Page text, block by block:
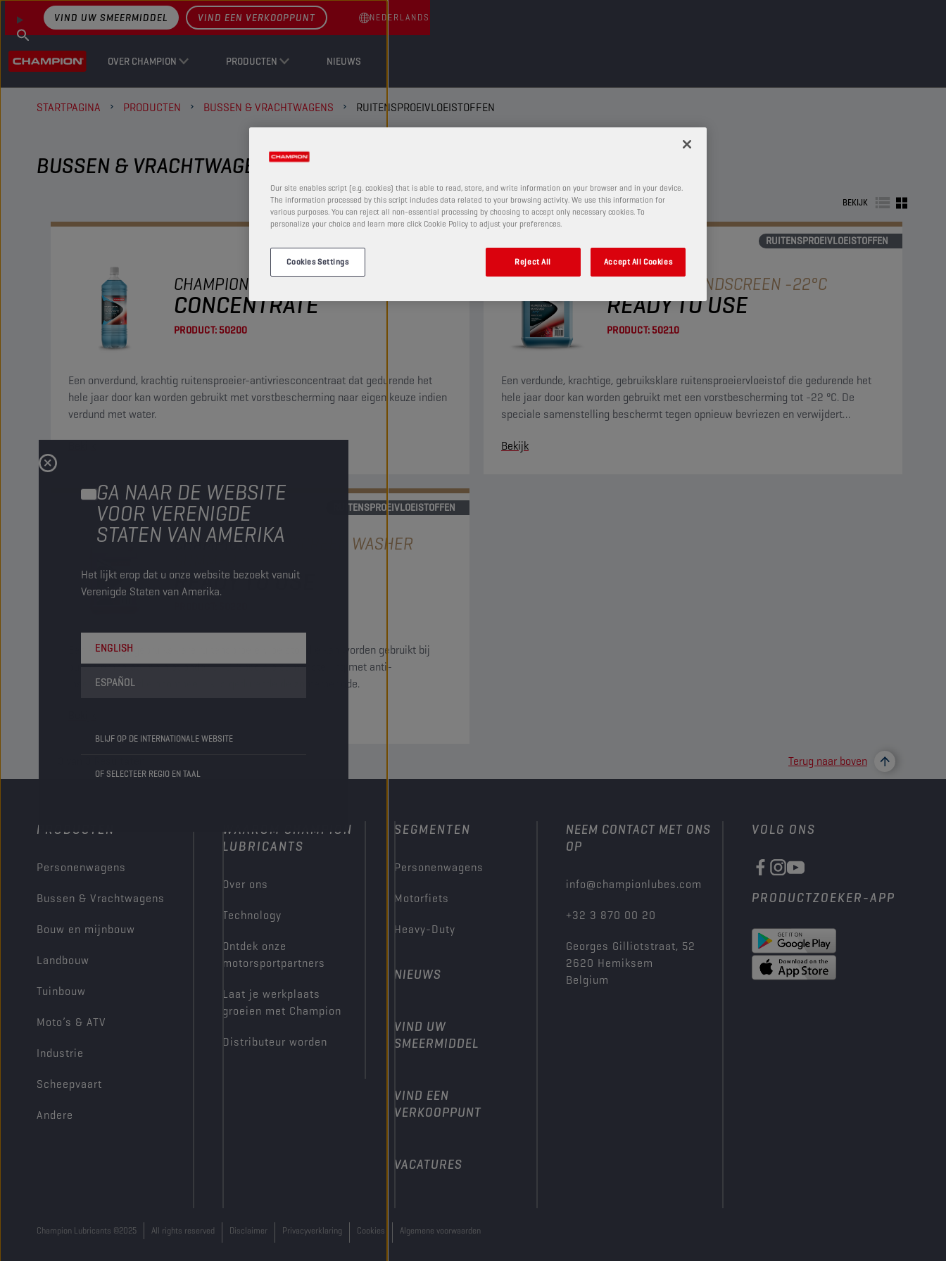
GA NAAR DE WEBSITE
VOOR VERENIGDE
STATEN VAN AMERIKA
Het lijkt erop dat u onze website bezoekt vanuit
Verenigde Staten van Amerika.
ENGLISH
ESPAÑOL
BLIJF OP DE INTERNATIONALE WEBSITE
OF SELECTEER REGIO EN TAAL
OVER CHAMPION PRODUCTEN NIEUWS
VIND UW SMEERMIDDEL VIND EEN VERKOOPPUNT NEDERLANDS
STARTPAGINA PRODUCTEN BUSSEN & VRACHTWAGENS RUITENSPROEIVLOEISTOFFEN
BUSSEN & VRACHTWAGENS - RUITENSPROEIVLOEISTOFFEN
BEKIJK
CHAMPION WINDSCREEN
CONCENTRATE
PRODUCT:50200
Een onverdund, krachtig ruitensproeier-antivriesconcentraat dat gedurende het
hele jaar door kan worden gebruikt met vorstbescherming naar eigen keuze indien
verdund met water.
RUITENSPROEIVLOEISTOFFEN
CHAMPION WINDSCREEN -22°C
READY TO USE
PRODUCT:50210
Een verdunde, krachtige, gebruiksklare ruitensproeiervloeistof die gedurende het
hele jaar door kan worden gebruikt met een vorstbescherming tot -22 °C. De
speciale samenstelling beschermt tegen opnieuw bevriezen en verwijdert
citrusgeur.
Bekijk
RUITENSPROEIVLOEISTOFFEN
CHAMPIONWINDSCREEN WASHER
READY TO USE
Een krachtige gebruiksklare ruitensproeiervloeistof die kan worden gebruikt bij
buitentemperaturen niet onder 0 °C. Speciale samenstelling met anti-
insectwerking, die onontbeerlijk is gedurende de zomerperiode.
Terug naar boven
PRODUCTEN
Personenwagens
Bussen & Vrachtwagens
Bouw en mijnbouw
Landbouw
Tuinbouw
Moto’s & ATV
Industrie
Scheepvaart
Andere
WAAROM CHAMPION
LUBRICANTS
Over ons
Technology
Ontdek onze
motorsportpartners
Laat je werkplaats
groeien met Champion
Distributeur worden
SEGMENTEN
Personenwagens
Motorfiets
Heavy-Duty
NIEUWS
VIND UW
SMEERMIDDEL
VIND EEN
VERKOOPPUNT
VACATURES
NEEM CONTACT MET ONS
OP
info@championlubes.com
+32 3 870 00 20
Georges Gilliotstraat, 52
2620 Hemiksem
Belgium
VOLG ONS
PRODUCTZOEKER-APP
Champion Lubricants ©2025 All rights reserved Disclaimer Privacyverklaring Cookies Algemene voorwaarden
Our site enables script (e.g. cookies) that is able to read, store, and write information on your browser and in your device.
The information processed by this script includes data related to your browsing activity. We use this information for
various purposes. You can reject all non-essential processing by choosing to accept only necessary cookies. To
personalize your choice and learn more click Cookie Policy to adjust your preferences.
Cookies Settings Reject All Accept All Cookies